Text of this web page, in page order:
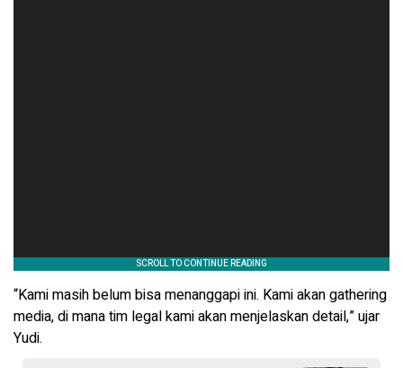
“Kami masih belum bisa menanggapi ini. Kami akan gathering
media, di mana tim legal kami akan menjelaskan detail,” ujar
Yudi.